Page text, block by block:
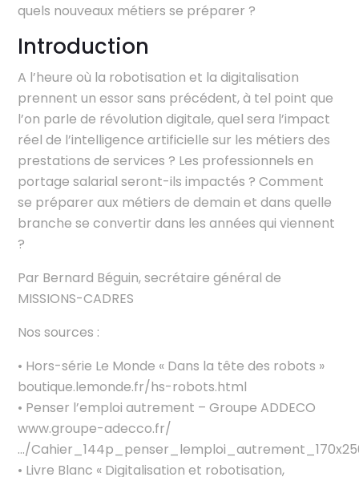
quels nouveaux métiers se préparer ?
Introduction
A l’heure où la robotisation et la digitalisation
prennent un essor sans précédent, à tel point que
l’on parle de révolution digitale, quel sera l’impact
réel de l’intelligence artificielle sur les métiers des
prestations de services ? Les professionnels en
portage salarial seront-ils impactés ? Comment
se préparer aux métiers de demain et dans quelle
branche se convertir dans les années qui viennent
?
Par Bernard Béguin, secrétaire général de
MISSIONS-CADRES
Nos sources :
• Hors-série Le Monde « Dans la tête des robots »
boutique.lemonde.fr/hs-robots.html
• Penser l’emploi autrement – Groupe ADDECO
www.groupe-adecco.fr/
…/
• Livre Blanc « Digitalisation et robotisation,